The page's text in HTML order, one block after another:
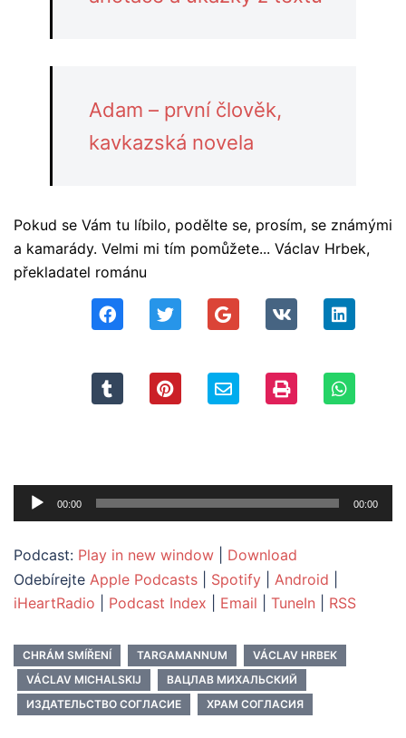
Adam – první člověk,
kavkazská novela
Pokud se Vám tu líbilo, podělte se, prosím, se známými
a kamarády. Velmi mi tím pomůžete... Václav Hrbek,
překladatel románu
Audio
přehrávač
00:00 00:00
Podcast: Play in new window
Download
Odebírejte Apple Podcasts Spotify Android
iHeartRadio
Podcast Index Email TuneIn RSS
CHRÁM SMÍŘENÍ TARGAMANNUM
VÁCLAV HRBEK
VÁCLAV MICHALSKIJ
ВАЦЛАВ МИХАЛЬСКИЙ
ИЗДАТЕЛЬСТВО СОГЛАСИЕ
ХРАМ СОГЛАСИЯ